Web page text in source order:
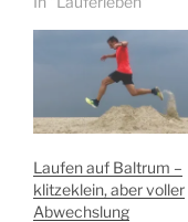
Laufen auf Baltrum –
klitzeklein, aber voller
Abwechslung